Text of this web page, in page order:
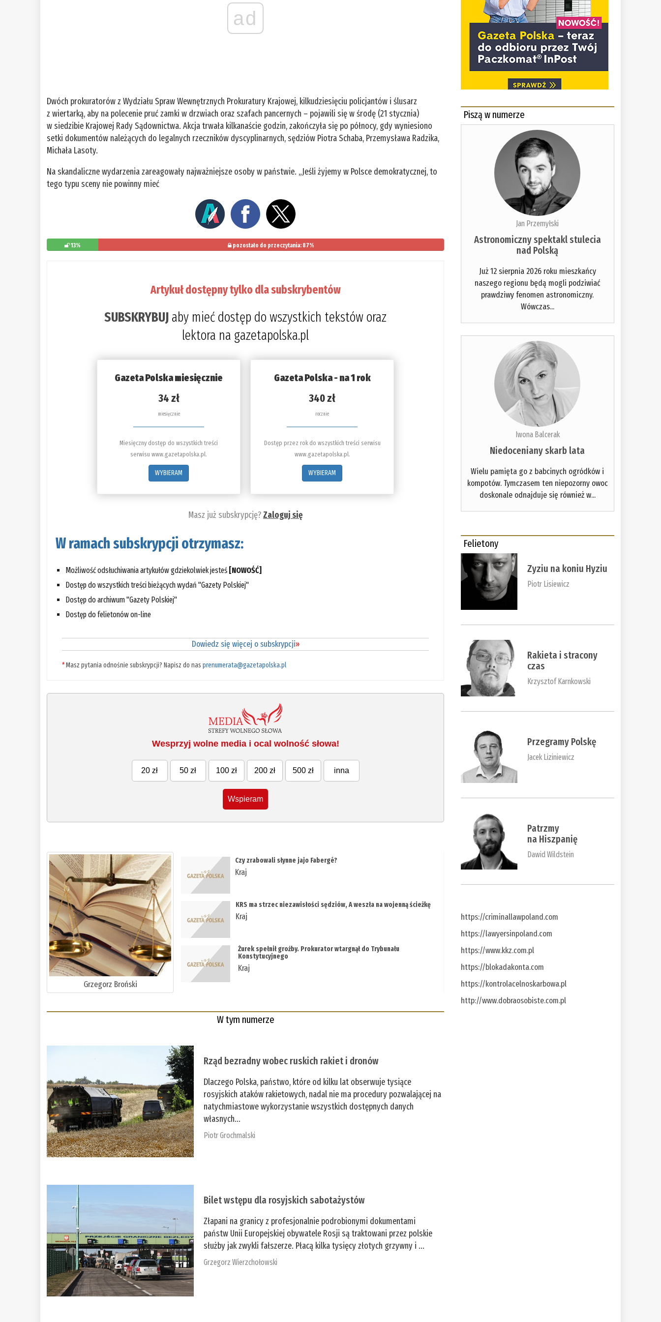
ad
Dwóch prokuratorów z Wydziału Spraw Wewnętrznych Prokuratury Krajowej, kilkudziesięciu policjantów i ślusarz
z wiertarką, aby na polecenie pruć zamki w drzwiach oraz szafach pancernych – pojawili się w środę (21 stycznia)
w siedzibie Krajowej Rady Sądownictwa. Akcja trwała kilkanaście godzin, zakończyła się po północy, gdy wyniesiono
setki dokumentów należących do legalnych rzeczników dyscyplinarnych, sędziów Piotra Schaba, Przemysława Radzika,
Michała Lasoty.
Na skandaliczne wydarzenia zareagowały najważniejsze osoby w państwie. „Jeśli żyjemy w Polsce demokratycznej, to
tego typu sceny nie powinny mieć
13% pozostało do przeczytania: 87%
Artykuł dostępny tylko dla subskrybentów
SUBSKRYBUJ aby mieć dostęp do wszystkich tekstów oraz
lektora na gazetapolska.pl
Gazeta Polska miesięcznie
34 zł
miesięcznie
Miesięczny dostęp do wszystkich treści
serwisu www.gazetapolska.pl.
WYBIERAM
Gazeta Polska - na 1 rok
340 zł
rocznie
Dostęp przez rok do wszystkich treści serwisu
www.gazetapolska.pl.
WYBIERAM
Masz już subskrypcję?Zaloguj się
W ramach subskrypcji otrzymasz:
Możliwość odsłuchiwania artykułów gdziekolwiek jesteś [NOWOŚĆ]
Dostęp do wszystkich treści bieżących wydań "Gazety Polskiej"
Dostęp do archiwum "Gazety Polskiej"
Dostęp do felietonów on-line
Dowiedz się więcej o subskrypcji»
*Masz pytania odnośnie subskrypcji? Napisz do nasprenumerata@gazetapolska.pl
Wesprzyj wolne media i ocal wolność słowa!
20 zł 50 zł 100 zł 200 zł 500 zł inna
Wspieram
Grzegorz Broński
Czy zrabowali słynne jajo Fabergé?
Kraj
KRS ma strzec niezawisłości sędziów, A weszła na wojenną ścieżkę
Kraj
Żurek spełnił groźby. Prokurator wtargnął do Trybunału
Konstytucyjnego
Kraj
W tym numerze
Rząd bezradny wobec ruskich rakiet i dronów
Dlaczego Polska, państwo, które od kilku lat obserwuje tysiące
rosyjskich ataków rakietowych, nadal nie ma procedury pozwalającej na
natychmiastowe wykorzystanie wszystkich dostępnych danych
własnych...
Piotr Grochmalski
Bilet wstępu dla rosyjskich sabotażystów
Złapani na granicy z profesjonalnie podrobionymi dokumentami
państw Unii Europejskiej obywatele Rosji są traktowani przez polskie
służby jak zwykli fałszerze. Płacą kilka tysięcy złotych grzywny i ...
Grzegorz Wierzchołowski
Piszą w numerze
Jan Przemyłski
Astronomiczny spektakl stulecia
nad Polską
Już 12 sierpnia 2026 roku mieszkańcy
naszego regionu będą mogli podziwiać
prawdziwy fenomen astronomiczny.
Wówczas...
Iwona Balcerak
Niedoceniany skarb lata
Wielu pamięta go z babcinych ogródków i
kompotów. Tymczasem ten niepozorny owoc
doskonale odnajduje się również w...
Felietony
Zyziu na koniu Hyziu
Piotr Lisiewicz
Rakieta i stracony
czas
Krzysztof Karnkowski
Przegramy Polskę
Jacek Liziniewicz
Patrzmy
na Hiszpanię
Dawid Wildstein
https://criminallawpoland.com
https://lawyersinpoland.com
https://www.kkz.com.pl
https://blokadakonta.com
https://kontrolacelnoskarbowa.pl
http://www.dobraosobiste.com.pl